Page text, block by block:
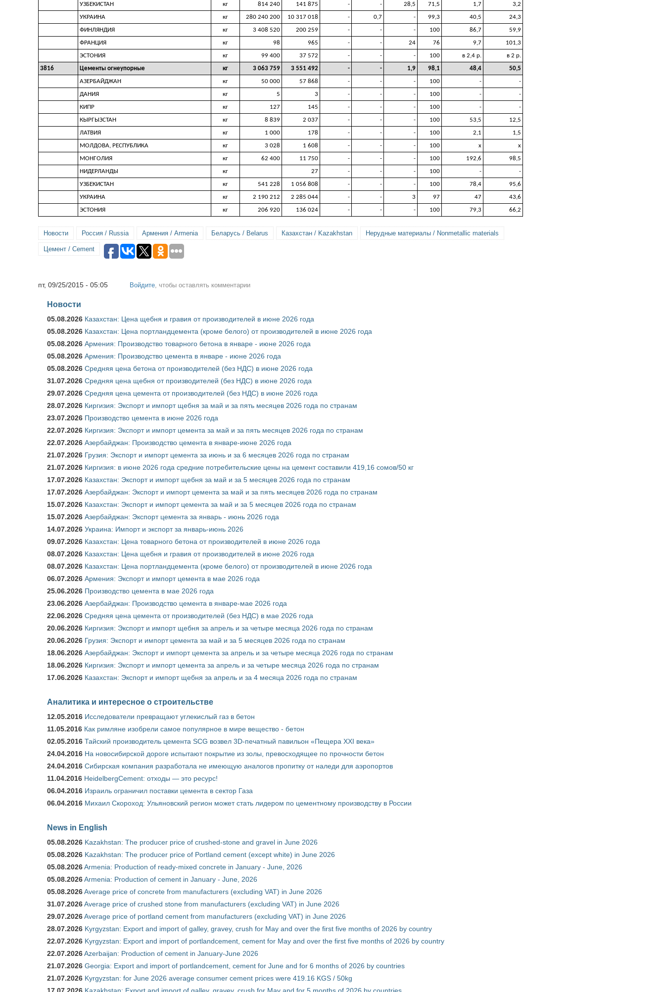
УЗБЕКИСТАН
кг 814 240 141 875 - - 28,5 71,5 1,7
3,2
УКРАИНА
кг 280 240 200 10 317 018 - 0,7 - 99,3 40,5
24,3
ФИНЛЯНДИЯ
кг 3 408 520 200 259 - - - 100 86,7
59,9
ФРАНЦИЯ
кг 98 965 - - 24 76 9,7
101,3
ЭСТОНИЯ
кг 99 400 37 572 - - - 100 в 2,4 р.
в 2 р.
3816
Цементы огнеупорные кг 3 063 759 3 551 492 - - 1,9 98,1 48,4
50,5
АЗЕРБАЙДЖАН
кг 50 000 57 868 - - - 100 -
-
ДАНИЯ
кг 5 3 - - - 100 -
-
КИПР
кг 127 145 - - - 100 -
-
КЫРГЫЗСТАН
кг 8 839 2 037 - - - 100 53,5
12,5
ЛАТВИЯ
кг 1 000 178 - - - 100 2,1
1,5
МОЛДОВА, РЕСПУБЛИКА
кг 3 028 1 608 - - - 100 x
x
МОНГОЛИЯ
кг 62 400 11 750 - - - 100 192,6
98,5
НИДЕРЛАНДЫ
кг 27 - - - 100 -
-
УЗБЕКИСТАН
кг 541 228 1 056 808 - - - 100 78,4
95,6
УКРАИНА
кг 2 190 212 2 285 044 - - 3 97 47
43,6
ЭСТОНИЯ
кг 206 920 136 024 - - - 100 79,3 66,2
Новости Россия / Russia Армения / Armenia Беларусь / Belarus Казахстан / Kazakhstan Нерудные материалы / Nonmetallic materials
Цемент / Cement
пт, 09/25/2015 - 05:05 Войдите , чтобы оставлять комментарии
Новости
05.08.2026 Казахстан: Цена щебня и гравия от производителей в июне 2026 года
05.08.2026 Казахстан: Цена портландцемента (кроме белого) от производителей в июне 2026 года
05.08.2026 Армения: Производство товарного бетона в январе - июне 2026 года
05.08.2026 Армения: Производство цемента в январе - июне 2026 года
05.08.2026 Средняя цена бетона от производителей (без НДС) в июне 2026 года
31.07.2026 Средняя цена щебня от производителей (без НДС) в июне 2026 года
29.07.2026 Средняя цена цемента от производителей (без НДС) в июне 2026 года
28.07.2026 Киргизия: Экспорт и импорт щебня за май и за пять месяцев 2026 года по странам
23.07.2026 Производство цемента в июне 2026 года
22.07.2026 Киргизия: Экспорт и импорт цемента за май и за пять месяцев 2026 года по странам
22.07.2026 Азербайджан: Производство цемента в январе-июне 2026 года
21.07.2026 Грузия: Экспорт и импорт цемента за июнь и за 6 месяцев 2026 года по странам
21.07.2026 Киргизия: в июне 2026 года средние потребительские цены на цемент составили 419,16 сомов/50 кг
17.07.2026 Казахстан: Экспорт и импорт щебня за май и за 5 месяцев 2026 года по странам
17.07.2026 Азербайджан: Экспорт и импорт цемента за май и за пять месяцев 2026 года по странам
15.07.2026 Казахстан: Экспорт и импорт цемента за май и за 5 месяцев 2026 года по странам
15.07.2026 Азербайджан: Экспорт цемента за январь - июнь 2026 года
14.07.2026 Украина: Импорт и экспорт за январь-июнь 2026
09.07.2026 Казахстан: Цена товарного бетона от производителей в июне 2026 года
08.07.2026 Казахстан: Цена щебня и гравия от производителей в июне 2026 года
08.07.2026 Казахстан: Цена портландцемента (кроме белого) от производителей в июне 2026 года
06.07.2026 Армения: Экспорт и импорт цемента в мае 2026 года
25.06.2026 Производство цемента в мае 2026 года
23.06.2026 Азербайджан: Производство цемента в январе-мае 2026 года
22.06.2026 Средняя цена цемента от производителей (без НДС) в мае 2026 года
20.06.2026 Киргизия: Экспорт и импорт щебня за апрель и за четыре месяца 2026 года по странам
20.06.2026 Грузия: Экспорт и импорт цемента за май и за 5 месяцев 2026 года по странам
18.06.2026 Азербайджан: Экспорт и импорт цемента за апрель и за четыре месяца 2026 года по странам
18.06.2026 Киргизия: Экспорт и импорт цемента за апрель и за четыре месяца 2026 года по странам
17.06.2026 Казахстан: Экспорт и импорт щебня за апрель и за 4 месяца 2026 года по странам
Аналитика и интересное о строительстве
12.05.2016 Исследователи превращают углекислый газ в бетон
11.05.2016 Как римляне изобрели самое популярное в мире вещество - бетон
02.05.2016 Тайский производитель цемента SCG возвел 3D-печатный павильон «Пещера XXI века»
24.04.2016 На новосибирской дороге испытают покрытие из золы, превосходящее по прочности бетон
24.04.2016 Сибирская компания разработала не имеющую аналогов пропитку от наледи для аэропортов
11.04.2016 HeidelbergCement: отходы — это ресурс!
06.04.2016 Израиль ограничил поставки цемента в сектор Газа
06.04.2016 Михаил Скороход: Ульяновский регион может стать лидером по цементному производству в России
News in English
05.08.2026 Kazakhstan: The producer price of crushed-stone and gravel in June 2026
05.08.2026 Kazakhstan: The producer price of Portland cement (except white) in June 2026
05.08.2026Armenia: Production of ready-mixed concrete in January - June, 2026
05.08.2026Armenia: Production of cement in January - June, 2026
05.08.2026Average price of concrete from manufacturers (excluding VAT) in June 2026
31.07.2026Average price of crushed stone from manufacturers (excluding VAT) in June 2026
29.07.2026Average price of portland cement from manufacturers (excluding VAT) in June 2026
28.07.2026 Kyrgyzstan: Export and import of galley, gravey, crush for May and over the first five months of 2026 by country
22.07.2026 Kyrgyzstan: Export and import of portlandcement, cement for May and over the first five months of 2026 by country
22.07.2026Azerbaijan: Production of cement in January-June 2026
21.07.2026 Georgia: Export and import of portlandcement, cement for June and for 6 months of 2026 by countries
21.07.2026 Kyrgyzstan: for June 2026 average consumer cement prices were 419.16 KGS / 50kg